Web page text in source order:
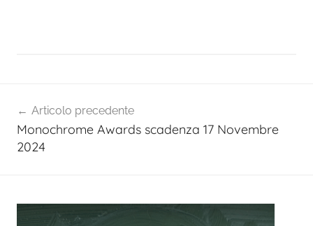
articoli
Articolo precedente
Monochrome Awards scadenza 17 Novembre
2024